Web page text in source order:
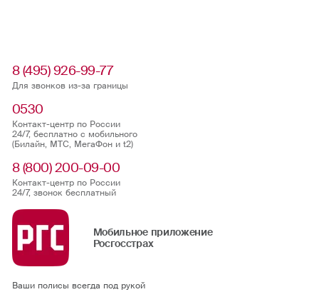
8 (495) 926-99-77
Для звонков из-за границы
0530
Контакт-центр по России
24/7, бесплатно с мобильного
(Билайн, МТС, МегаФон и t2)
8 (800) 200-09-00
Контакт-центр по России
24/7, звонок бесплатный
Мобильное приложение
Росгосстрах
Ваши полисы всегда под рукой